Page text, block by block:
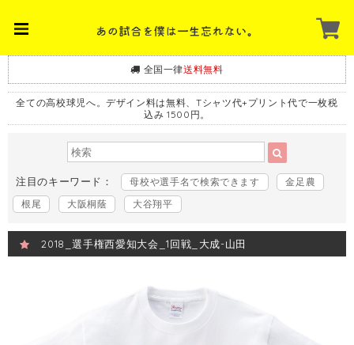
全国一律送料無料
全ての高校球児へ。デザイン料は無料、Tシャツ代+プリント代で一枚税
込み 1500円。
注目のキーワード： 母校や選手名で検索できます
金足農
根尾
大阪桐蔭 大谷翔平
2018_選手権西愛知大会_1回戦_大成-山田